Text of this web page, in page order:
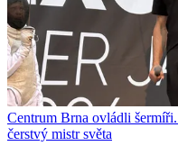
Centrum Brna ovládli
čerstvý mistr světa